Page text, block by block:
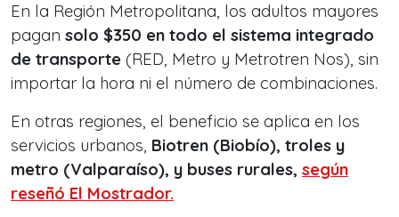
En la Región Metropolitana, los adultos mayores
pagan solo $350 en todo el sistema integrado
de transporte (RED, Metro y Metrotren Nos), sin
importar la hora ni el número de combinaciones.
En otras regiones, el beneficio se aplica en los
servicios urbanos, Biotren (Biobío), troles y
metro (Valparaíso), y buses rurales, según
reseñó El Mostrador.